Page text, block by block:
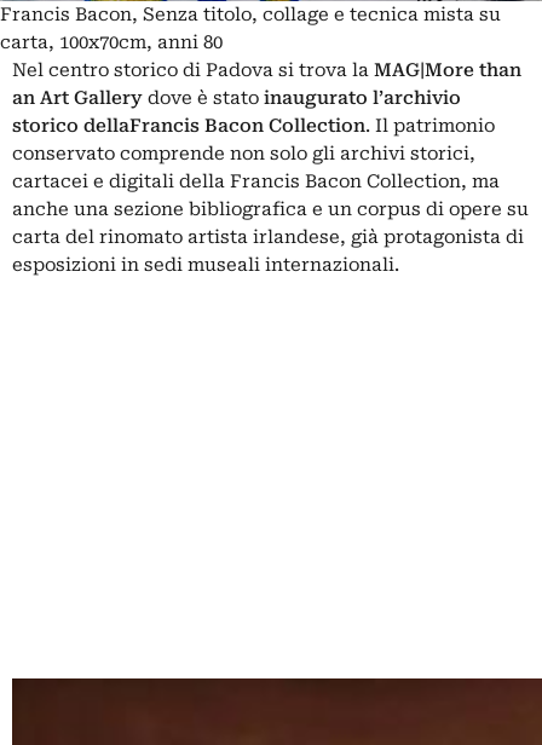
Francis Bacon, Senza titolo, collage e tecnica mista su
carta, 100x70cm, anni 80
Nel centro storico di Padova si trova la MAG|More than
an Art Gallery dove è stato inaugurato l’archivio
storico dellaFrancis Bacon Collection. Il patrimonio
conservato comprende non solo gli archivi storici,
cartacei e digitali della Francis Bacon Collection, ma
anche una sezione bibliografica e un corpus di opere su
carta del rinomato artista irlandese, già protagonista di
esposizioni in sedi museali internazionali.